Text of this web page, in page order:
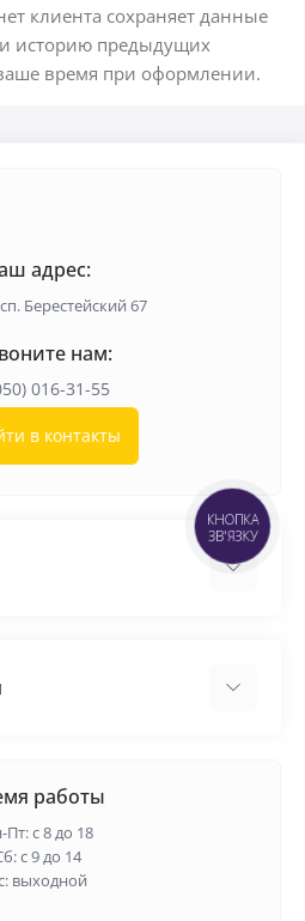
клиента сохраняет данные
историю предыдущих
время при оформлении.
адрес:
Берестейский 67
нам:
016-31-55
в контакты
работы
Пт: с 8 до 18
с 9 до 14
выходной
КНОПКА
ЗВ'ЯЗКУ